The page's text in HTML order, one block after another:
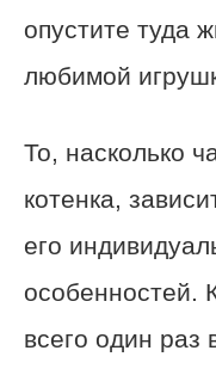
опустите туда
любимой
То, насколько
котенка,
его
особенностей.
всего один раз